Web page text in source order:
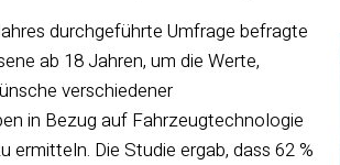
durchgeführte Umfrage befragte
ab 18 Jahren, um die Werte,
verschiedener
in Bezug auf Fahrzeugtechnologie
ermitteln. Die Studie ergab, dass 62 %